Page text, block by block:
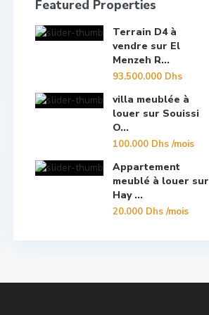
Featured Properties
Terrain D4 à
vendre sur El
Menzeh R...
93.500.000 Dhs
villa meublée à
louer sur Souissi
O...
100.000 Dhs/mois
Appartement
meublé à louer sur
Hay ...
20.000 Dhs/mois